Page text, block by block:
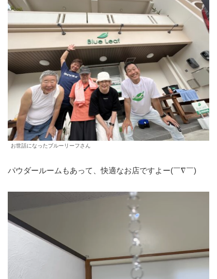
お世話になったブルーリーフさん
パウダールームもあって、快適なお店ですよー(￣∇￣)